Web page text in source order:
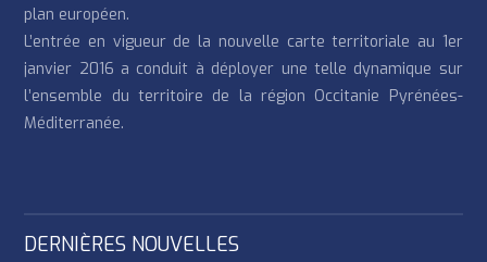
plan européen.
L’entrée en vigueur de la nouvelle carte territoriale au 1er
janvier 2016 a conduit à déployer une telle dynamique sur
l’ensemble du territoire de la région Occitanie Pyrénées-
Méditerranée.
DERNIÈRES NOUVELLES